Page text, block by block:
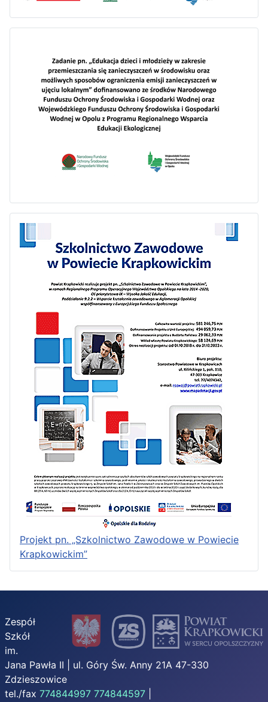
Projekt pn. „Szkolnictwo Zawodowe w Powiecie
Krapkowickim”
Zespół
Szkół
im.
Jana Pawła II | ul. Góry Św. Anny 21A 47-330
Zdzieszowice
tel./fax 774844997 774844597